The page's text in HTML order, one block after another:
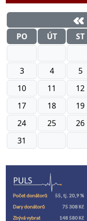
PO
ÚT ST
3
4 5
10
11 12
17
18 19
24
25 26
31